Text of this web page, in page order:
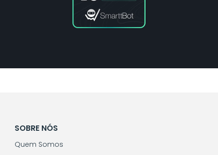
SOBRE NÓS
Quem Somos